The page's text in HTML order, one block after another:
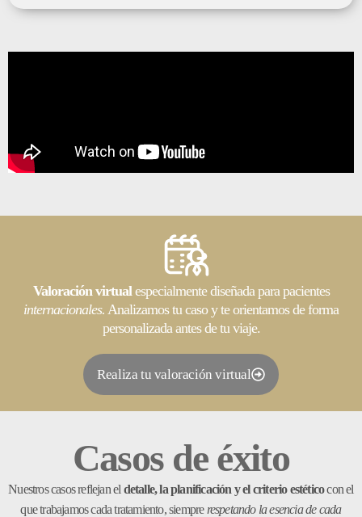
Valoración virtualespecialmente diseñada para pacientes
internacionales. Analizamos tu caso y te orientamos de forma
personalizada antes de tu viaje.
Realiza tu valoración virtual
Casos de éxito
Nuestros casos reflejan el detalle, la planificación y el criterio estéticocon el
que trabajamos cada tratamiento, siempre respetando la esencia de cada